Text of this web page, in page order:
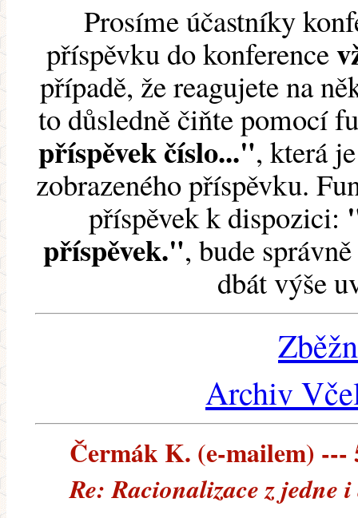
Prosíme účastníky
příspěvku do konference
případě, že reagujete na
to důsledně čiňte pomocí
příspěvek číslo...", která
zobrazeného příspěvku.
příspěvek k dispozici:
příspěvek.", bude
dbát výše
Archiv
Čermák K. (e-mailem) ---
Re: Racionalizace z jedne